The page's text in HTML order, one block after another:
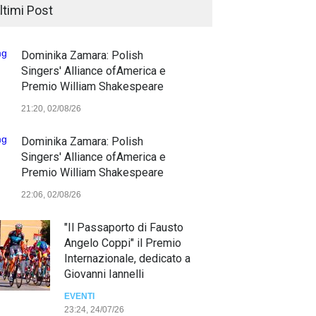
Post
Dominika Zamara: Polish
Singers' Alliance ofAmerica e
Premio William Shakespeare
21:20, 02/08/26
Dominika Zamara: Polish
Singers' Alliance ofAmerica e
Premio William Shakespeare
22:06, 02/08/26
"Il Passaporto di Fausto
Angelo Coppi" il Premio
Internazionale, dedicato a
Giovanni Iannelli
EVENTI
23:24, 24/07/26